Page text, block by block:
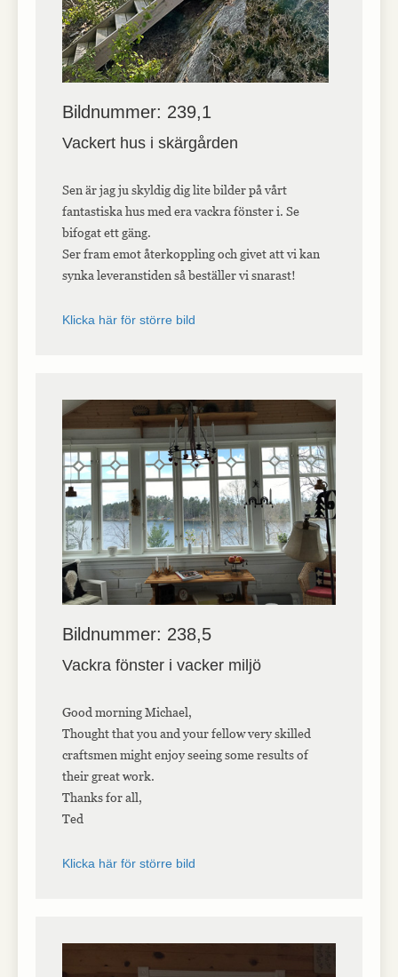
Bildnummer: 239,1
Vackert hus i skärgården
Sen är jag ju skyldig dig lite bilder på vårt
fantastiska hus med era vackra fönster i. Se
bifogat ett gäng.
Ser fram emot återkoppling och givet att vi kan
synka leveranstiden så beställer vi snarast!
Klicka här för större bild
Bildnummer: 238,5
Vackra fönster i vacker miljö
Good morning Michael,
Thought that you and your fellow very skilled
craftsmen might enjoy seeing some results of
their great work.
Thanks for all,
Ted
Klicka här för större bild